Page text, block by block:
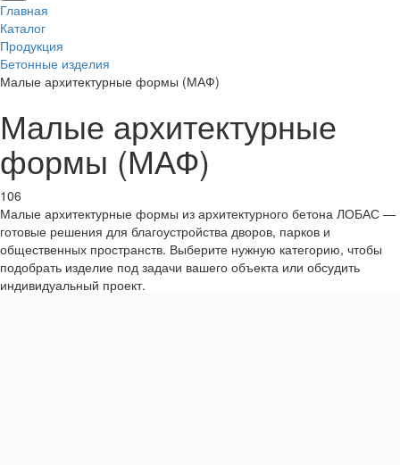
Главная
Каталог
Продукция
Бетонные изделия
Малые архитектурные формы (МАФ)
Малые архитектурные
формы (МАФ)
106
Малые архитектурные формы из архитектурного бетона ЛОБАС —
готовые решения для благоустройства дворов, парков и
общественных пространств. Выберите нужную категорию, чтобы
подобрать изделие под задачи вашего объекта или обсудить
индивидуальный проект.